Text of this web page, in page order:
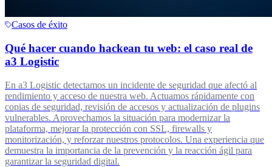
Casos de éxito
Qué hacer cuando hackean tu web: el caso real de
a3 Logistic
En a3 Logistic detectamos un incidente de seguridad que afectó al
rendimiento y acceso de nuestra web. Actuamos rápidamente con
copias de seguridad, revisión de accesos y actualización de plugins
vulnerables. Aprovechamos la situación para modernizar la
plataforma, mejorar la protección con SSL, firewalls y
monitorización, y reforzar nuestros protocolos. Una experiencia que
demuestra la importancia de la prevención y la reacción ágil para
garantizar la seguridad digital.